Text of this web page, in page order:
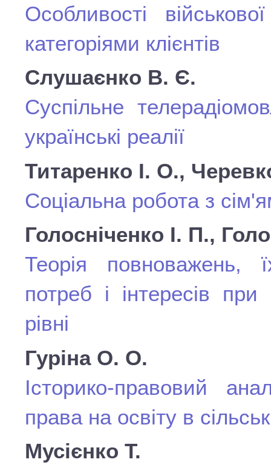
Особливості
категоріями клієнтів
Слушаєнко В. Є.
Суспільне
українські реалії
Титаренко І. О.,
Соціальна робота з
Голосніченко І. П.,
Теорія повноважень,
потреб і інтересів
рівні
Гуріна О. О.
Історико-правовий
права на освіту в
Мусієнко Т.